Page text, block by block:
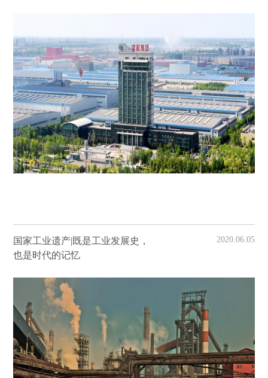
国家工业遗产|既是工业发展史，
也是时代的记忆
2020.06.05